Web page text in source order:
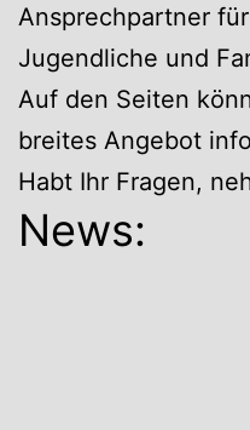
Ansprechpartner
Jugendliche und
Auf den Seiten
breites Angebot
Habt Ihr Fragen,
News: